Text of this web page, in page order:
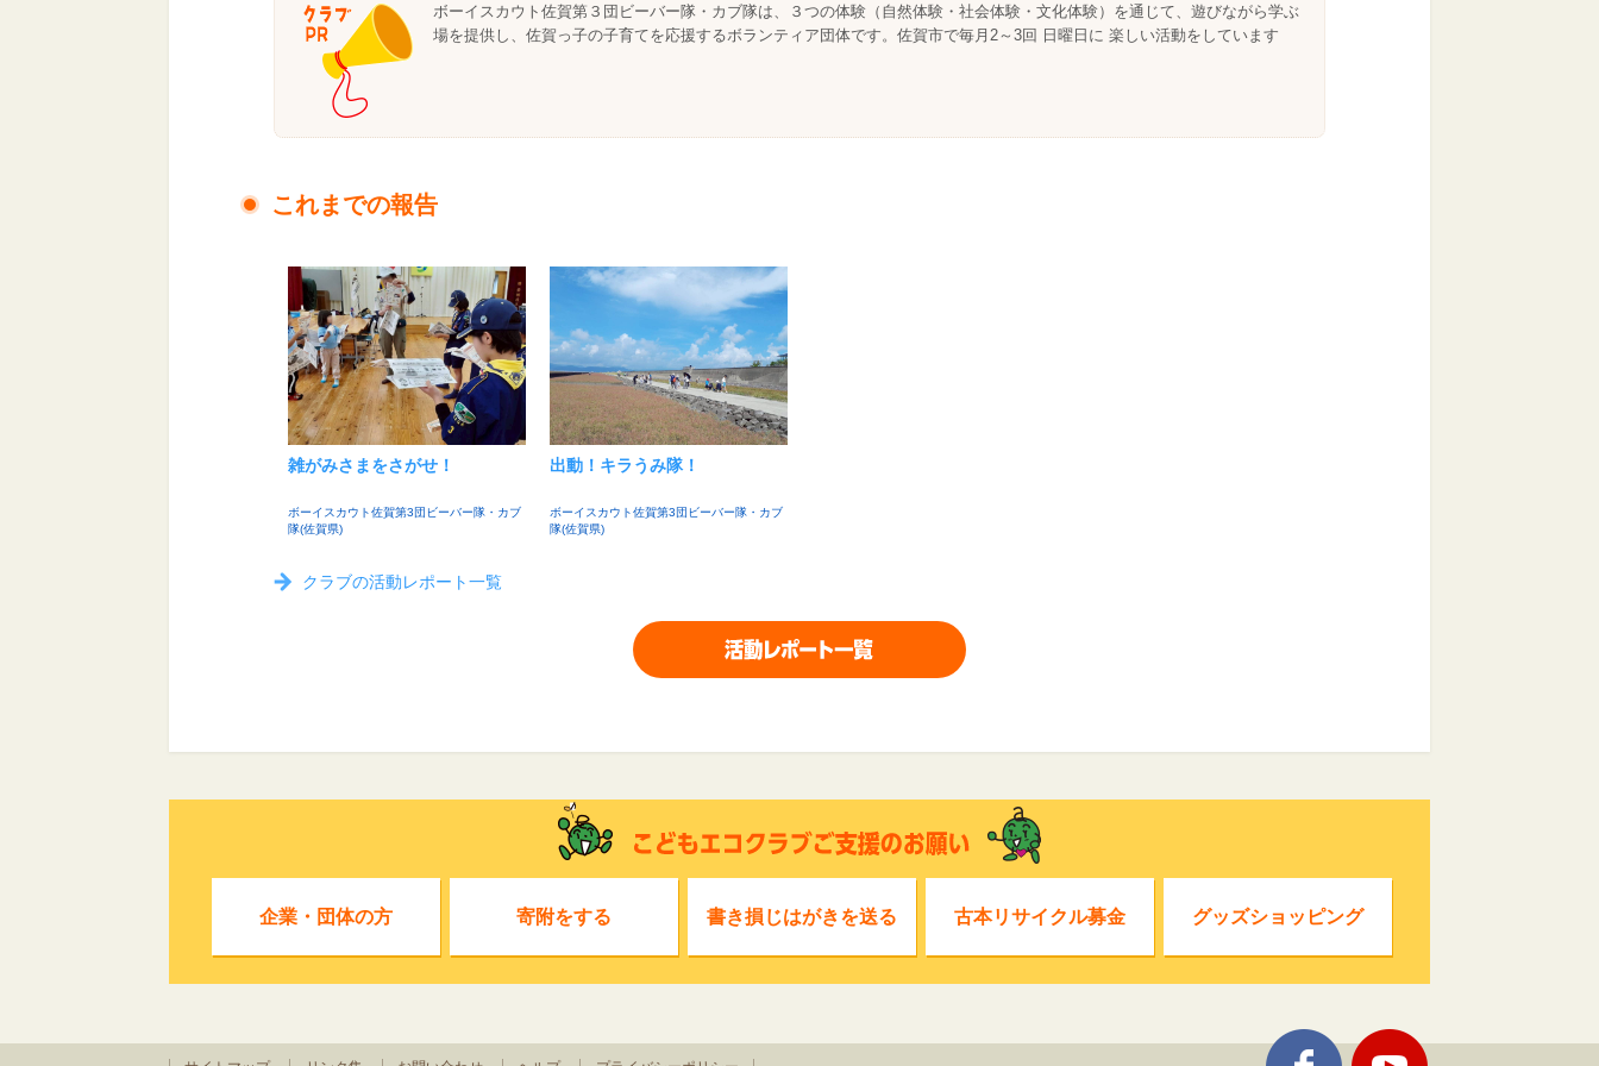
ボーイスカウト佐賀第３団ビーバー隊・カブ隊は、３つの体験（自然体験・社会体験・文化体験）を通じて、遊びながら学ぶ
場を提供し、佐賀っ子の子育てを応援するボランティア団体です。佐賀市で毎月2～3回 日曜日に 楽しい活動をしています
これまでの報告
雑がみさまをさがせ！
ボーイスカウト佐賀第3団ビーバー隊・カブ
隊(佐賀県)
出動！キラうみ隊！
ボーイスカウト佐賀第3団ビーバー隊・カブ
隊(佐賀県)
クラブの活動レポート一覧
企業・団体の方 寄附をする 書き損じはがきを送る 古本リサイクル募金 グッズショッピング